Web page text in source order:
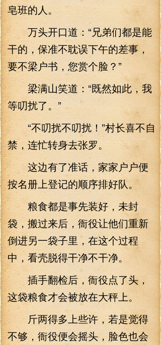
皂班的人。
万头开口道：“兄弟们都是能
干的，保准不耽误下午的差事，
要不梁户书，您赏个脸？”
梁满山笑道：“既然如此，我
等叨扰了。”
“不叨扰不叨扰！”村长喜不自
禁，连忙转身去张罗。
这边有了准话，家家户户便
按名册上登记的顺序排好队。
粮食都是事先装好，未封
袋，搬过来后，衙役让他们重新
倒进另一袋子里，在这个过程
中，看壳脱得干净不干净。
插手翻检后，衙役点了头，
这袋粮食才会被放在大秤上。
斤两得多上些许，若是觉得
不够，衙役便会摇头，脸色也会